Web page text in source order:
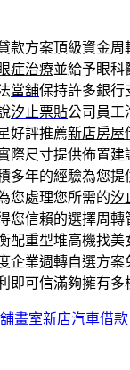
款方案頂級資金周
症治療並給予眼科
當舖保持許多銀行
汐止票貼公司員工
好評推薦新店房屋
際尺寸提供佈置建
多年的經驗為您提
您處理您所需的汐
您信賴的選擇周轉
配重型堆高機找美
企業週轉自選方案
即可信滿夠擁有多
畫室新店汽車借款